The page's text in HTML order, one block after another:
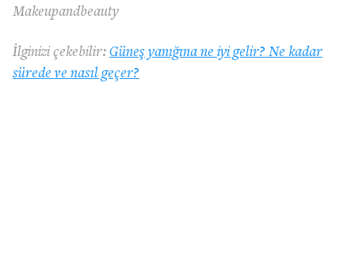
Makeupandbeauty
İlginizi çekebilir: Güneş yanığına ne iyi gelir? Ne kadar
sürede ve nasıl geçer?